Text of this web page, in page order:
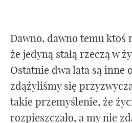
Dawno, dawno temu ktoś
że jedyną stałą rzeczą w
Ostatnie dwa lata są inne
zdążyliśmy się
takie przemyślenie, że
rozpieszczało, a my nie